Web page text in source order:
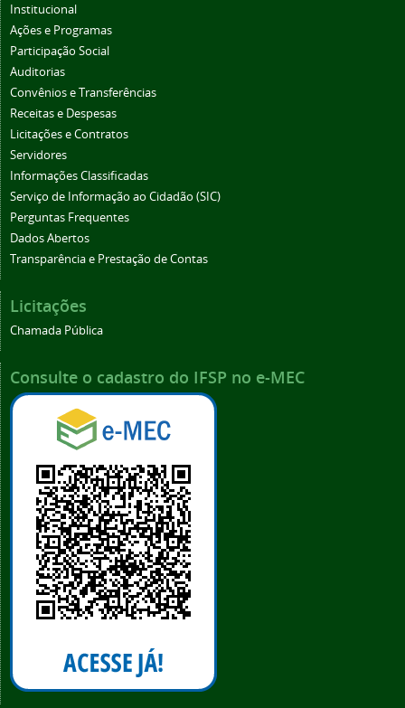
Institucional
Ações e Programas
Participação Social
Auditorias
Convênios e Transferências
Receitas e Despesas
Licitações e Contratos
Servidores
Informações Classificadas
Serviço de Informação ao Cidadão (SIC)
Perguntas Frequentes
Dados Abertos
Transparência e Prestação de Contas
Licitações
Chamada Pública
Consulte o cadastro do IFSP no e-MEC